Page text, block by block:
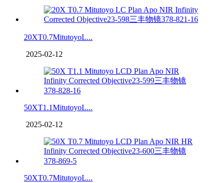
20XT0.7MitutoyoL...
2025-02-12
50XT1.1MitutoyoL...
2025-02-12
50XT0.7MitutoyoL...